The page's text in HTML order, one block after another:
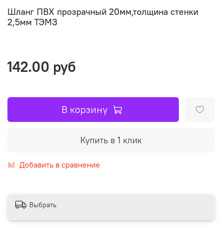
Шланг ПВХ прозрачный 20мм,толщина стенки
2,5мм ТЭМЗ
142.00 руб
В корзину
Купить в 1 клик
Добавить в сравнение
Выбрать